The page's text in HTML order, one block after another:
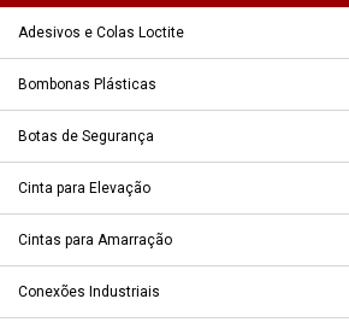
Adesivos e Colas Loctite
Bombonas Plásticas
Botas de Segurança
Cinta para Elevação
Cintas para Amarração
Conexões Industriais